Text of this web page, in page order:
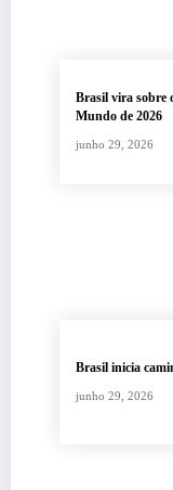
Brasil vira sobre
Mundo de 2026
junho 29, 2026
Brasil inicia
junho 29, 2026